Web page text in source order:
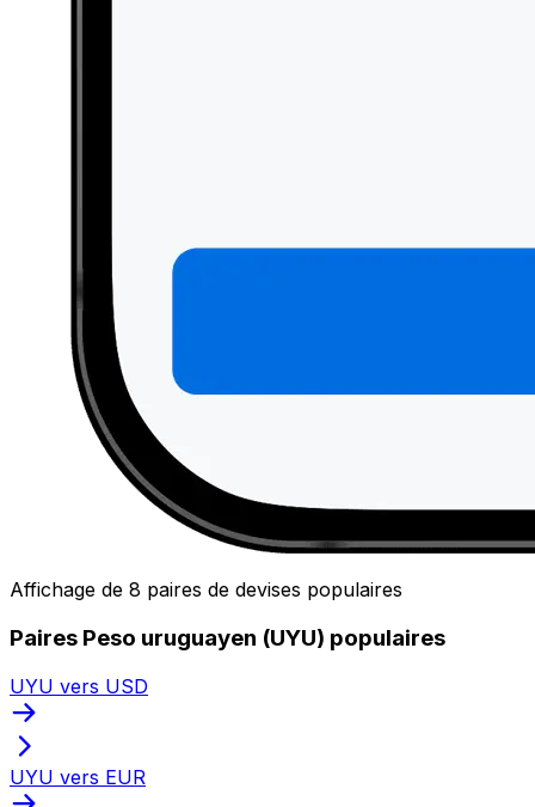
Affichage de 8 paires de devises populaires
Paires Peso uruguayen (UYU) populaires
UYU vers USD
UYU vers EUR